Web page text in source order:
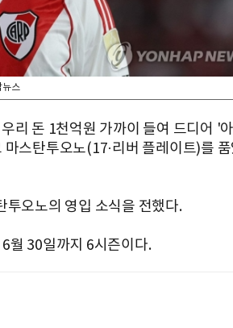
뉴스
리 돈 1천억원 가까이 들여 드디어 '
스탄투오노(17·리버 플레이트)를
오노의 영입 소식을 전했다.
월 30일까지 6시즌이다.